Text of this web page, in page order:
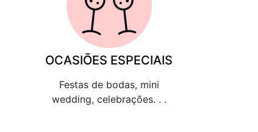
OCASIÕES ESPECIAIS
Festas de bodas, mini
wedding, celebrações. . .